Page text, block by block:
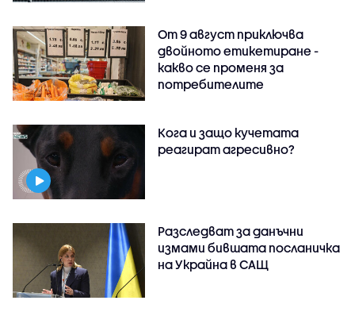
От 9 август приключва
двойното етикетиране -
какво се променя за
потребителите
Кога и защо кучетата
реагират агресивно?
Разследват за данъчни
измами бившата посланичка
на Украйна в САЩ